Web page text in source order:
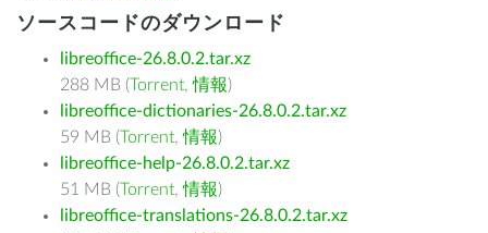
ソースコードのダウンロード
libreoffice-26.8.0.2.tar.xz
288 MB (Torrent,情報)
libreoffice-dictionaries-26.8.0.2.tar.xz
59 MB (Torrent,情報)
libreoffice-help-26.8.0.2.tar.xz
51 MB (Torrent,情報)
libreoffice-translations-26.8.0.2.tar.xz